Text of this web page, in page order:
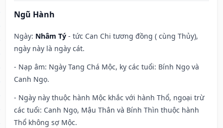
Ngũ Hành
Ngày: Nhâm Tý - tức Can Chi tương đồng ( cùng Thủy),
ngày này là ngày cát.
- Nạp âm: Ngày Tang Chá Mộc, kỵ các tuổi: Bính Ngọ và
Canh Ngọ.
- Ngày này thuộc hành Mộc khắc với hành Thổ, ngoại trừ
các tuổi: Canh Ngọ, Mậu Thân và Bính Thìn thuộc hành
Thổ không sợ Mộc.